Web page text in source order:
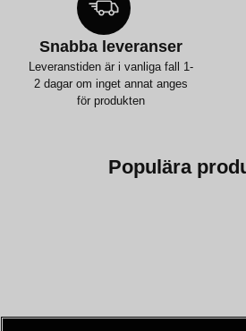
Snabba leveranser
Leveranstiden är i vanliga fall 1-
2 dagar om inget annat anges
för produkten
Populära